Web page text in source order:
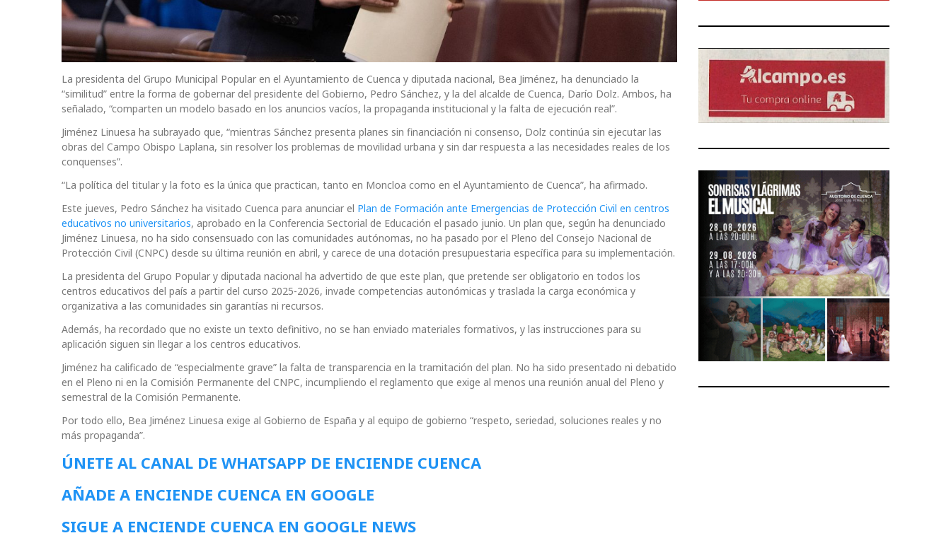
La presidenta del Grupo Municipal Popular en el Ayuntamiento de Cuenca y diputada nacional, Bea Jiménez, ha denunciado la
“similitud” entre la forma de gobernar del presidente del Gobierno, Pedro Sánchez, y la del alcalde de Cuenca, Darío Dolz. Ambos, ha
señalado, “comparten un modelo basado en los anuncios vacíos, la propaganda institucional y la falta de ejecución real”.
Jiménez Linuesa ha subrayado que, “mientras Sánchez presenta planes sin financiación ni consenso, Dolz continúa sin ejecutar las
obras del Campo Obispo Laplana, sin resolver los problemas de movilidad urbana y sin dar respuesta a las necesidades reales de los
conquenses”.
“La política del titular y la foto es la única que practican, tanto en Moncloa como en el Ayuntamiento de Cuenca”, ha afirmado.
Este jueves, Pedro Sánchez ha visitado Cuenca para anunciar el Plan de Formación ante Emergencias de Protección Civil en centros
educativos no universitarios, aprobado en la Conferencia Sectorial de Educación el pasado junio. Un plan que, según ha denunciado
Jiménez Linuesa, no ha sido consensuado con las comunidades autónomas, no ha pasado por el Pleno del Consejo Nacional de
Protección Civil (CNPC) desde su última reunión en abril, y carece de una dotación presupuestaria específica para su implementación.
La presidenta del Grupo Popular y diputada nacional ha advertido de que este plan, que pretende ser obligatorio en todos los
centros educativos del país a partir del curso 2025-2026, invade competencias autonómicas y traslada la carga económica y
organizativa a las comunidades sin garantías ni recursos.
Además, ha recordado que no existe un texto definitivo, no se han enviado materiales formativos, y las instrucciones para su
aplicación siguen sin llegar a los centros educativos.
Jiménez ha calificado de “especialmente grave” la falta de transparencia en la tramitación del plan. No ha sido presentado ni debatido
en el Pleno ni en la Comisión Permanente del CNPC, incumpliendo el reglamento que exige al menos una reunión anual del Pleno y
semestral de la Comisión Permanente.
Por todo ello, Bea Jiménez Linuesa exige al Gobierno de España y al equipo de gobierno “respeto, seriedad, soluciones reales y no
más propaganda”.
ÚNETE AL CANAL DE WHATSAPP DE ENCIENDE CUENCA
AÑADE A ENCIENDE CUENCA EN GOOGLE
SIGUE A ENCIENDE CUENCA EN GOOGLE NEWS